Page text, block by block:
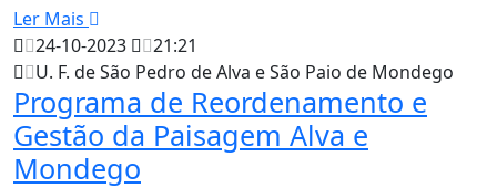
Ler Mais
24-10-2023
21:21
U. F. de São Pedro de Alva e São Paio de Mondego
Programa de Reordenamento e
Gestão da Paisagem Alva e
Mondego